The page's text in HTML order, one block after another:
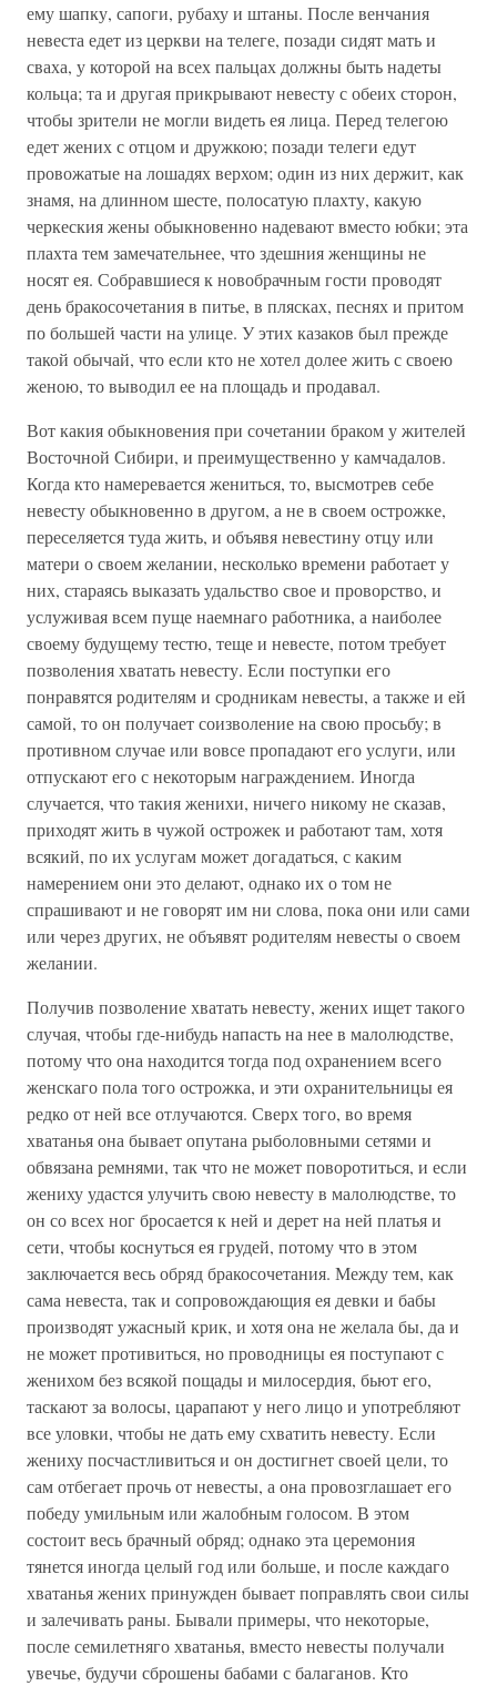
ему шапку, сапоги, рубаху и штаны. После венчания
невеста едет из церкви на телеге, позади сидят мать и
сваха, у которой на всех пальцах должны быть надеты
кольца; та и другая прикрывают невесту с обеих сторон,
чтобы зрители не могли видеть ея лица. Перед телегою
едет жених с отцом и дружкою; позади телеги едут
провожатые на лошадях верхом; один из них держит, как
знамя, на длинном шесте, полосатую плахту, какую
черкеския жены обыкновенно надевают вместо юбки; эта
плахта тем замечательнее, что здешния женщины не
носят ея. Собравшиеся к новобрачным гости проводят
день бракосочетания в питье, в плясках, песнях и притом
по большей части на улице. У этих казаков был прежде
такой обычай, что если кто не хотел долее жить с своею
женою, то выводил ее на площадь и продавал.
Вот какия обыкновения при сочетании браком у жителей
Восточной Сибири, и преимущественно у камчадалов.
Когда кто намеревается жениться, то, высмотрев себе
невесту обыкновенно в другом, а не в своем острожке,
переселяется туда жить, и объявя невестину отцу или
матери о своем желании, несколько времени работает у
них, стараясь выказать удальство свое и проворство, и
услуживая всем пуще наемнаго работника, а наиболее
своему будущему тестю, теще и невесте, потом требует
позволения хватать невесту. Если поступки его
понравятся родителям и сродникам невесты, а также и ей
самой, то он получает соизволение на свою просьбу; в
противном случае или вовсе пропадают его услуги, или
отпускают его с некоторым награждением. Иногда
случается, что такия женихи, ничего никому не сказав,
приходят жить в чужой острожек и работают там, хотя
всякий, по их услугам может догадаться, с каким
намерением они это делают, однако их о том не
спрашивают и не говорят им ни слова, пока они или сами
или через других, не объявят родителям невесты о своем
желании.
Получив позволение хватать невесту, жених ищет такого
случая, чтобы где-нибудь напасть на нее в малолюдстве,
потому что она находится тогда под охранением всего
женскаго пола того острожка, и эти охранительницы ея
редко от ней все отлучаются. Сверх того, во время
хватанья она бывает опутана рыболовными сетями и
обвязана ремнями, так что не может поворотиться, и если
жениху удастся улучить свою невесту в малолюдстве, то
он со всех ног бросается к ней и дерет на ней платья и
сети, чтобы коснуться ея грудей, потому что в этом
заключается весь обряд бракосочетания. Между тем, как
сама невеста, так и сопровождающия ея девки и бабы
производят ужасный крик, и хотя она не желала бы, да и
не может противиться, но проводницы ея поступают с
женихом без всякой пощады и милосердия, бьют его,
таскают за волосы, царапают у него лицо и употребляют
все уловки, чтобы не дать ему схватить невесту. Если
жениху посчастливиться и он достигнет своей цели, то
сам отбегает прочь от невесты, а она провозглашает его
победу умильным или жалобным голосом. В этом
состоит весь брачный обряд; однако эта церемония
тянется иногда целый год или больше, и после каждаго
хватанья жених принужден бывает поправлять свои силы
и залечивать раны. Бывали примеры, что некоторые,
после семилетняго хватанья, вместо невесты получали
увечье, будучи сброшены бабами с балаганов. Кто